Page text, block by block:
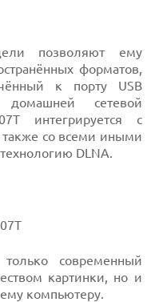
позволяют ему
форматов,
к порту USB
сетевой
интегрируется с
также со всеми иными
DLNA.
современный
картинки, но и
компьютеру.